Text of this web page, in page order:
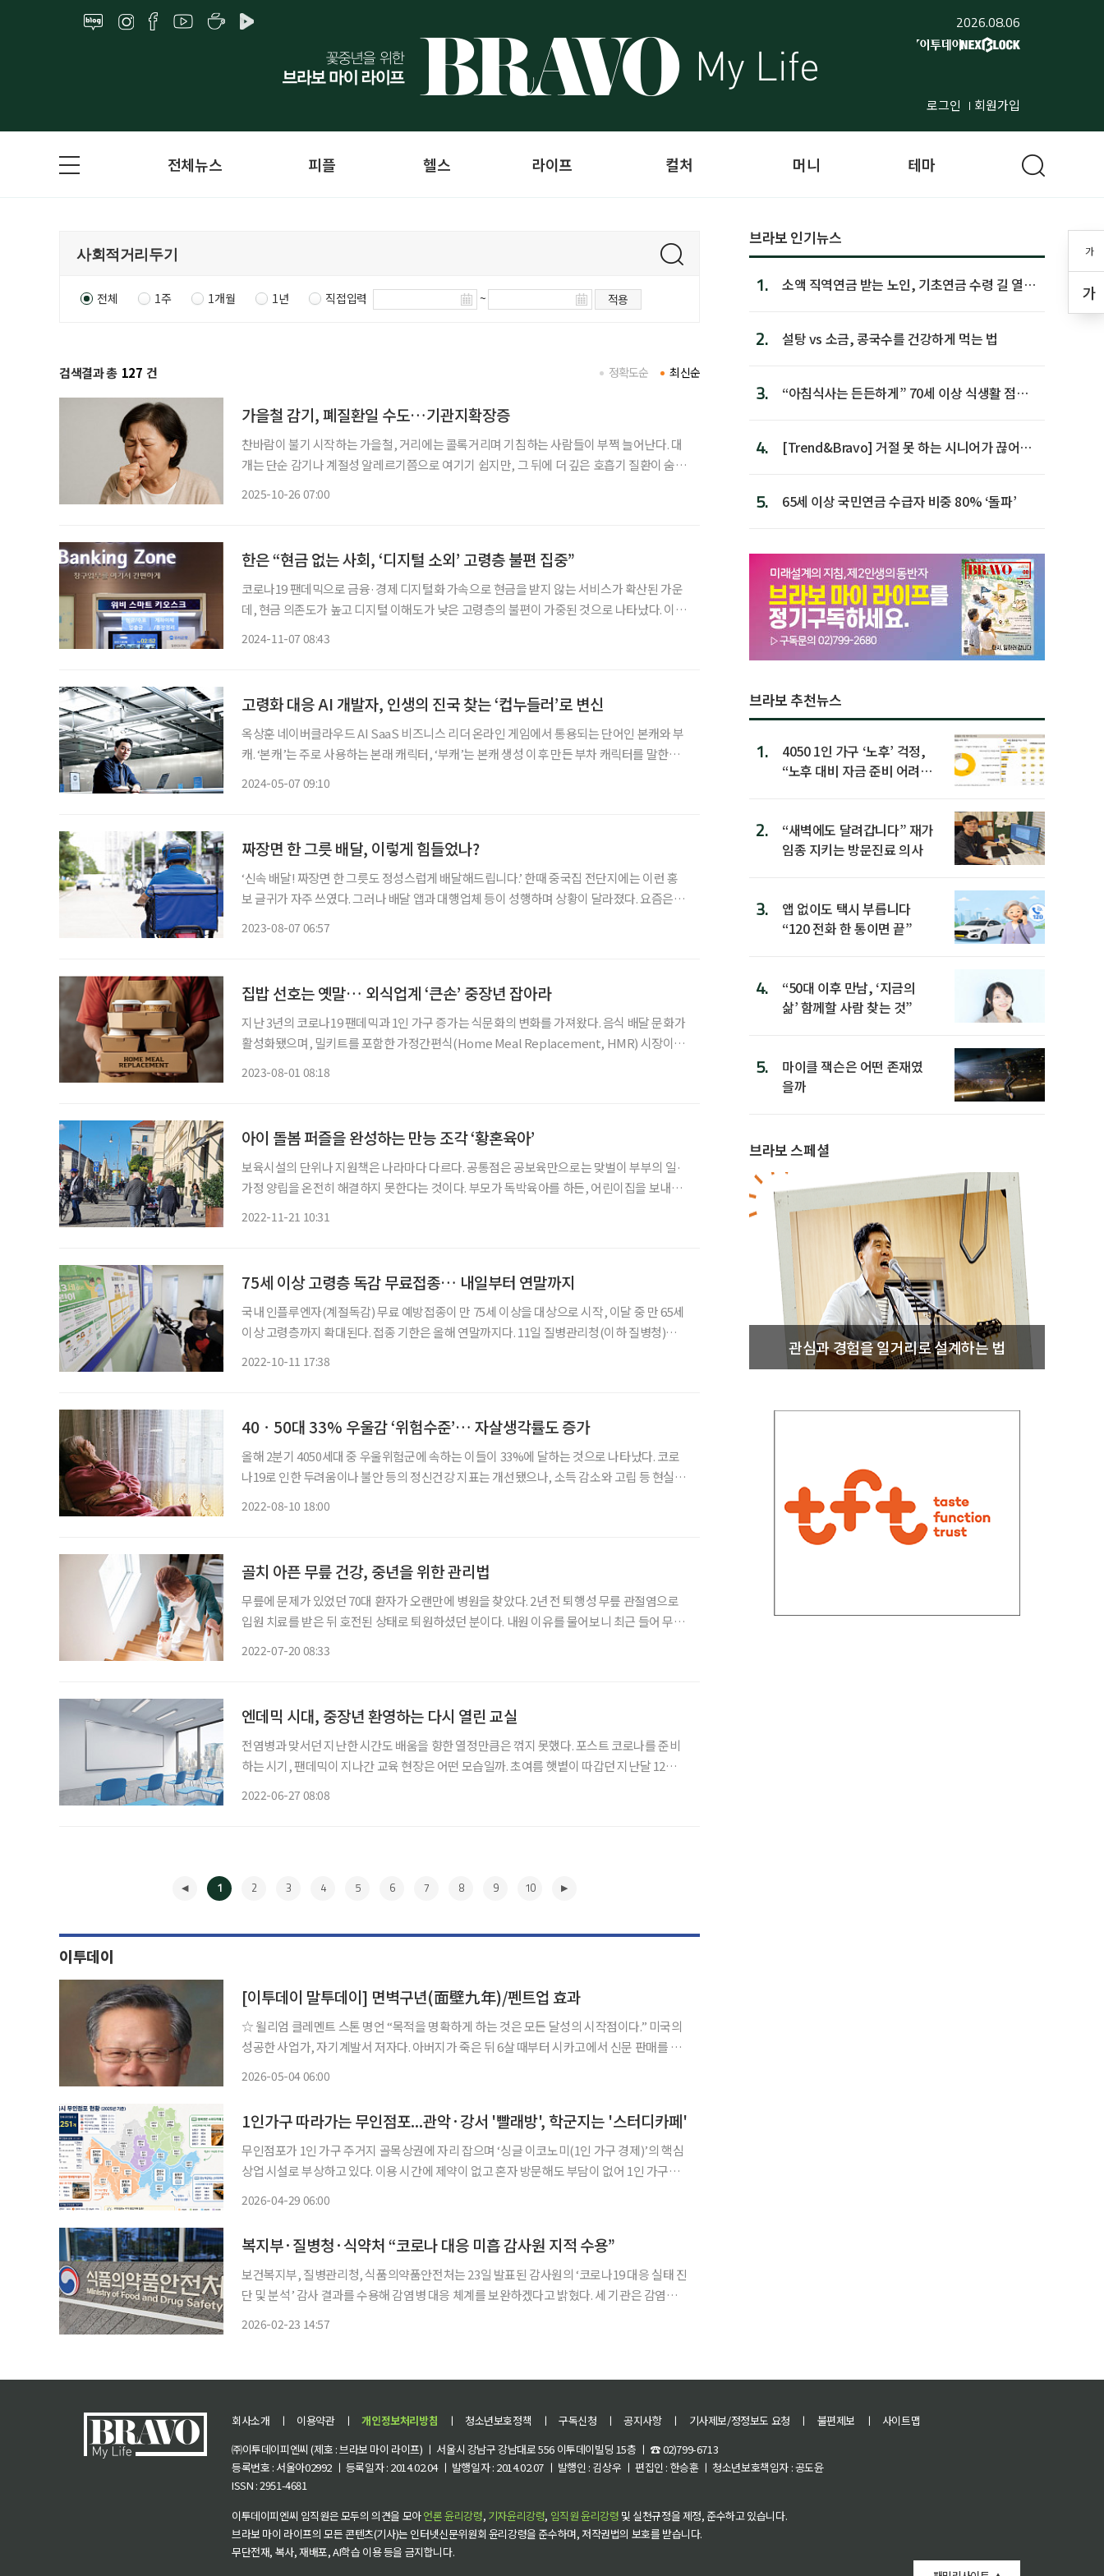
2026.08.06
로그인 회원가입
가
가
전체뉴스 피플 헬스 라이프 컬처 머니 테마
전체 1주 1개월 1년 직접입력 ~ 적용
검색결과 총 127 건 최신순
정확도순
가을철 감기, 폐질환일 수도…기관지확장증
찬바람이 불기 시작하는 가을철, 거리에는 콜록거리며 기침하는 사람들이 부쩍 늘어난다. 대
개는 단순 감기나 계절성 알레르기쯤으로 여기기 쉽지만, 그 뒤에 더 깊은 호흡기 질환이 숨어
2025-10-26 07:00
한은 “현금 없는 사회, ‘디지털 소외’ 고령층 불편 집중”
코로나19 팬데믹으로 금융·경제 디지털화 가속으로 현금을 받지 않는 서비스가 확산된 가운
데, 현금 의존도가 높고 디지털 이해도가 낮은 고령층의 불편이 가중된 것으로 나타났다. 이경
2024-11-07 08:43
고령화 대응 AI 개발자, 인생의 진국 찾는 ‘컵누들러’로 변신
옥상훈 네이버클라우드 AI SaaS 비즈니스 리더 온라인 게임에서 통용되는 단어인 본캐와 부
캐. ‘본캐’는 주로 사용하는 본래 캐릭터, ‘부캐’는 본캐 생성 이후 만든 부차 캐릭터를 말한다.
2024-05-07 09:10
짜장면 한 그릇 배달, 이렇게 힘들었나?
‘신속 배달! 짜장면 한 그릇도 정성스럽게 배달해드립니다.’ 한때 중국집 전단지에는 이런 홍
보 글귀가 자주 쓰였다. 그러나 배달 앱과 대행업체 등이 성행하며 상황이 달라졌다. 요즘은
2023-08-07 06:57
집밥 선호는 옛말… 외식업계 ‘큰손’ 중장년 잡아라
지난 3년의 코로나19 팬데믹과 1인 가구 증가는 식문화의 변화를 가져왔다. 음식 배달 문화가
활성화됐으며, 밀키트를 포함한 가정간편식(Home Meal Replacement, HMR) 시장이 확
2023-08-01 08:18
아이 돌봄 퍼즐을 완성하는 만능 조각 ‘황혼육아’
보육시설의 단위나 지원책은 나라마다 다르다. 공통점은 공보육만으로는 맞벌이 부부의 일·
가정 양립을 온전히 해결하지 못한다는 것이다. 부모가 독박육아를 하든, 어린이집을 보내든,
2022-11-21 10:31
75세 이상 고령층 독감 무료접종… 내일부터 연말까지
국내 인플루엔자(계절독감) 무료 예방접종이 만 75세 이상을 대상으로 시작, 이달 중 만 65세
이상 고령층까지 확대된다. 접종 기한은 올해 연말까지다. 11일 질병관리청(이하 질병청)에
2022-10-11 17:38
40ㆍ50대 33% 우울감 ‘위험수준’… 자살생각률도 증가
올해 2분기 4050세대 중 우울위험군에 속하는 이들이 33%에 달하는 것으로 나타났다. 코로
나19로 인한 두려움이나 불안 등의 정신건강 지표는 개선됐으나, 소득 감소와 고립 등 현실적
2022-08-10 18:00
골치 아픈 무릎 건강, 중년을 위한 관리법
무릎에 문제가 있었던 70대 환자가 오랜만에 병원을 찾았다. 2년 전 퇴행성 무릎 관절염으로
입원 치료를 받은 뒤 호전된 상태로 퇴원하셨던 분이다. 내원 이유를 물어보니 최근 들어 무릎
2022-07-20 08:33
엔데믹 시대, 중장년 환영하는 다시 열린 교실
전염병과 맞서던 지난한 시간도 배움을 향한 열정만큼은 꺾지 못했다. 포스트 코로나를 준비
하는 시기, 팬데믹이 지나간 교육 현장은 어떤 모습일까. 초여름 햇볕이 따갑던 지난달 12일,
2022-06-27 08:08
1 2 3 4 5 6 7 8 9 10
이투데이
[이투데이 말투데이] 면벽구년(面壁九年)/펜트업 효과
☆ 윌리엄 클레멘트 스톤 명언 “목적을 명확하게 하는 것은 모든 달성의 시작점이다.” 미국의
성공한 사업가, 자기계발서 저자다. 아버지가 죽은 뒤 6살 때부터 시카고에서 신문 판매를 시
2026-05-04 06:00
1인가구 따라가는 무인점포...관악·강서 '빨래방', 학군지는 '스터디카페'
무인점포가 1인 가구 주거지 골목상권에 자리 잡으며 ‘싱글 이코노미(1인 가구 경제)’의 핵심
상업 시설로 부상하고 있다. 이용 시간에 제약이 없고 혼자 방문해도 부담이 없어 1인 가구의
2026-04-29 06:00
복지부·질병청·식약처 “코로나 대응 미흡 감사원 지적 수용”
보건복지부, 질병관리청, 식품의약품안전처는 23일 발표된 감사원의 ‘코로나19 대응 실태 진
단 및 분석’ 감사 결과를 수용해 감염병 대응 체계를 보완하겠다고 밝혔다. 세 기관은 감염병
2026-02-23 14:57
브라보 인기뉴스
1.
소액 직역연금 받는 노인, 기초연금 수령 길 열린
2. 설탕 vs 소금, 콩국수를 건강하게 먹는 법
3.
“아침식사는 든든하게” 70세 이상 식생활 점수
4.
[Trend&Bravo] 거절 못 하는 시니어가 끊어야
5. 65세 이상 국민연금 수급자 비중 80% ‘돌파’
브라보 추천뉴스
1.
4050 1인 가구 ‘노후’ 걱정,
“노후 대비 자금 준비 어려
2.
“새벽에도 달려갑니다” 재가
임종 지키는 방문진료 의사
3.
앱 없이도 택시 부릅니다
“120 전화 한 통이면 끝”
4.
“50대 이후 만남, ‘지금의
삶’ 함께할 사람 찾는 것”
5.
마이클 잭슨은 어떤 존재였
을까
브라보 스페셜
관심과 경험을 일거리로 설계하는 법
회사소개 ㅣ 이용약관 ㅣ 개인정보처리방침 ㅣ 청소년보호정책 ㅣ 구독신청 ㅣ 공지사항 ㅣ 기사제보/정정보도 요청 ㅣ 불편제보 ㅣ
사이트맵
㈜이투데이피엔씨 (제호 : 브라보 마이 라이프) ㅣ 서울시 강남구 강남대로 556 이투데이빌딩 15층 ㅣ ☎ 02)799-6713
등록번호 : 서울아02992 ㅣ 등록일자 : 2014.02.04 ㅣ 발행일자 : 2014.02.07 ㅣ 발행인 : 김상우 ㅣ 편집인 : 한승훈 ㅣ 청소년보호책임자 : 공도윤
ISSN : 2951-4681
이투데이피엔씨 임직원은 모두의 의견을 모아언론 윤리강령, 기자윤리강령, 임직원 윤리강령 및 실천규정을 제정, 준수하고 있습니다.
브라보 마이 라이프의 모든 콘텐츠(기사)는 인터넷신문위원회 윤리강령을 준수하며, 저작권법의 보호를 받습니다.
무단전재, 복사, 재배포, AI학습 이용 등을 금지합니다.